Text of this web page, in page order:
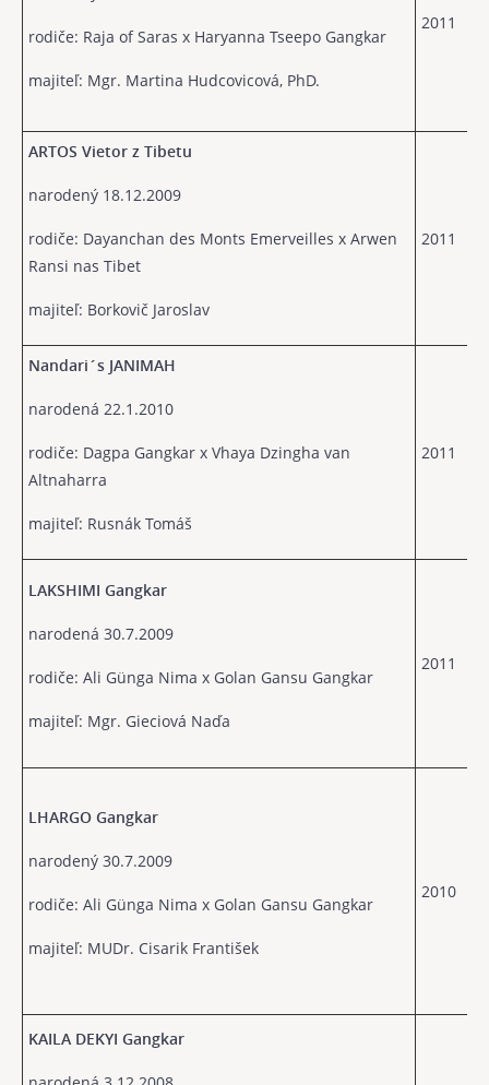
rodiče: Raja of Saras x Haryanna Tseepo Gangkar
majiteľ: Mgr. Martina Hudcovicová, PhD.
2011
ARTOS Vietor z Tibetu
narodený 18.12.2009
rodiče: Dayanchan des Monts Emerveilles x Arwen
Ransi nas Tibet
majiteľ: Borkovič Jaroslav
2011
Nandari´s JANIMAH
narodená 22.1.2010
rodiče: Dagpa Gangkar x Vhaya Dzingha van
Altnaharra
majiteľ: Rusnák Tomáš
2011
LAKSHIMI Gangkar
narodená 30.7.2009
rodiče: Ali Günga Nima x Golan Gansu Gangkar
majiteľ: Mgr. Gieciová Naďa
2011
LHARGO Gangkar
narodený 30.7.2009
rodiče: Ali Günga Nima x Golan Gansu Gangkar
majiteľ: MUDr. Cisarik František
2010
KAILA DEKYI Gangkar